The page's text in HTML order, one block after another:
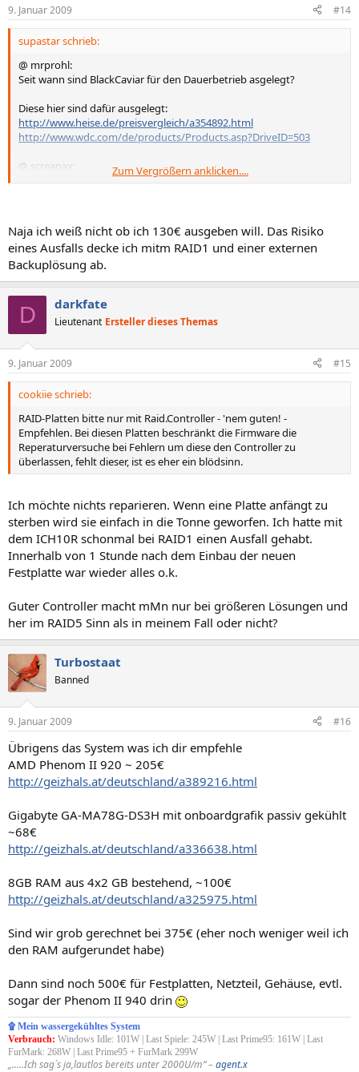
9. Januar 2009 #14
supastar schrieb:
@ mrprohl:
Seit wann sind BlackCaviar für den Dauerbetrieb asgelegt?
Diese hier sind dafür ausgelegt:
http://www.heise.de/preisvergleich/a354892.html
http://www.wdc.com/de/products/Products.asp?DriveID=503
@ screapax:
Wie kann man nur RAID 0 empfehlen?
Zum Vergrößern anklicken....
Naja ich weiß nicht ob ich 130€ ausgeben will. Das Risiko
eines Ausfalls decke ich mitm RAID1 und einer externen
Backuplösung ab.
D darkfate
Lieutenant Ersteller dieses Themas
9. Januar 2009 #15
cookiie schrieb:
RAID-Platten bitte nur mit Raid.Controller - 'nem guten! -
Empfehlen. Bei diesen Platten beschränkt die Firmware die
Reperaturversuche bei Fehlern um diese den Controller zu
überlassen, fehlt dieser, ist es eher ein blödsinn.
Ich möchte nichts reparieren. Wenn eine Platte anfängt zu
sterben wird sie einfach in die Tonne geworfen. Ich hatte mit
dem ICH10R schonmal bei RAID1 einen Ausfall gehabt.
Innerhalb von 1 Stunde nach dem Einbau der neuen
Festplatte war wieder alles o.k.
Guter Controller macht mMn nur bei größeren Lösungen und
her im RAID5 Sinn als in meinem Fall oder nicht?
Turbostaat
Banned
9. Januar 2009 #16
Übrigens das System was ich dir empfehle
AMD Phenom II 920 ~ 205€
http://geizhals.at/deutschland/a389216.html
Gigabyte GA-MA78G-DS3H mit onboardgrafik passiv gekühlt
~68€
http://geizhals.at/deutschland/a336638.html
8GB RAM aus 4x2 GB bestehend, ~100€
http://geizhals.at/deutschland/a325975.html
Sind wir grob gerechnet bei 375€ (eher noch weniger weil ich
den RAM aufgerundet habe)
Dann sind noch 500€ für Festplatten, Netzteil, Gehäuse, evtl.
sogar der Phenom II 940 drin
۩ Mein wassergekühltes System
Verbrauch: Windows Idle: 101W | Last Spiele: 245W | Last Prime95: 161W | Last
FurMark: 268W | Last Prime95 + FurMark 299W
„.....Ich sag´s ja,lautlos bereits unter 2000U/m“ –agent.x